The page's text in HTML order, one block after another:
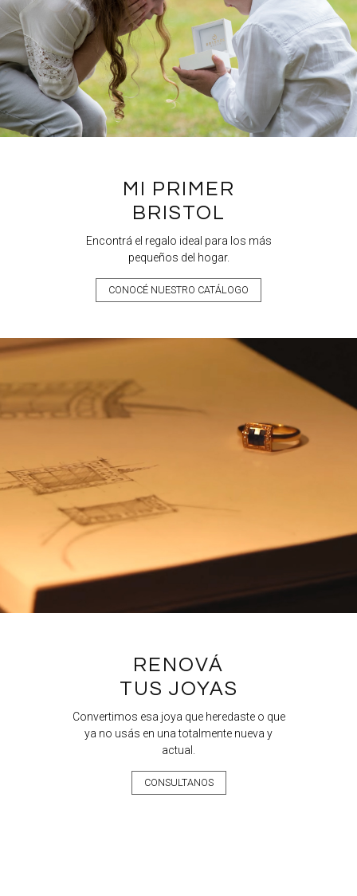
MI PRIMER
BRISTOL
Encontrá el regalo ideal para los más
pequeños del hogar.
CONOCÉ NUESTRO CATÁLOGO
RENOVÁ
TUS JOYAS
Convertimos esa joya que heredaste o que
ya no usás en una totalmente nueva y
actual.
CONSULTANOS